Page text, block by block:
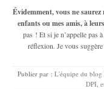
Évidemment, vous ne
enfants ou mes amis, à
pas ! Et si je n’appelle pas
réflexion. Je vous
Publier par : L'équipe du blog
DPI